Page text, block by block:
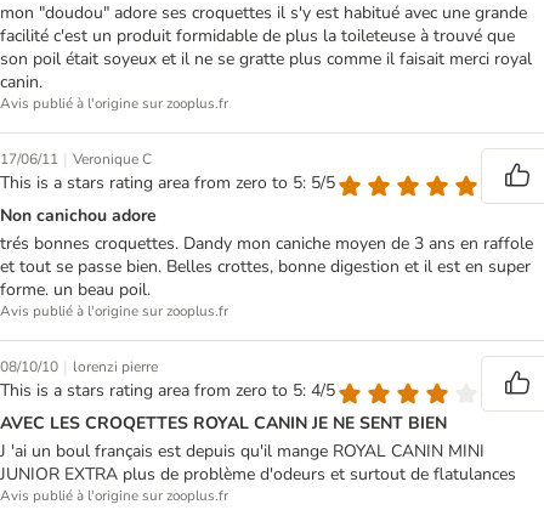
mon "doudou" adore ses croquettes il s'y est habitué avec une grande
facilité c'est un produit formidable de plus la toileteuse à trouvé que
son poil était soyeux et il ne se gratte plus comme il faisait merci royal
canin.
Avis publié à l'origine sur zooplus.fr
17/06/11 | Veronique C
This is a stars rating area from zero to 5: 5/5
Non canichou adore
trés bonnes croquettes. Dandy mon caniche moyen de 3 ans en raffole
et tout se passe bien. Belles crottes, bonne digestion et il est en super
forme. un beau poil.
Avis publié à l'origine sur zooplus.fr
08/10/10 | lorenzi pierre
This is a stars rating area from zero to 5: 4/5
AVEC LES CROQETTES ROYAL CANIN JE NE SENT BIEN
J 'ai un boul français est depuis qu'il mange ROYAL CANIN MINI
JUNIOR EXTRA plus de problème d'odeurs et surtout de flatulances
Avis publié à l'origine sur zooplus.fr